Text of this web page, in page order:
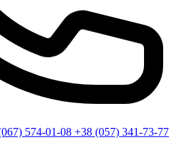
574-01-08 +38 (057) 341-73-77